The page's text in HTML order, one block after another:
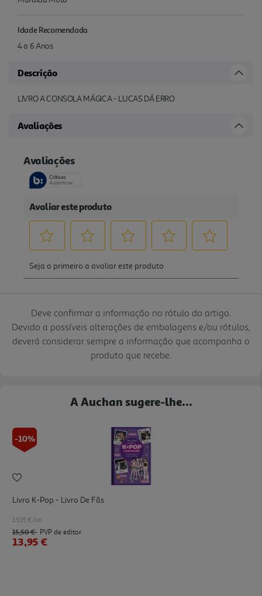
Idade Recomendada
4 a 6 Anos
Descrição
LIVRO A CONSOLA MÁGICA - LUCAS DÁ ERRO
Avaliações
Deve confirmar a informação no rótulo do artigo.
Devido a possíveis alterações de embalagens e/ou rótulos,
deverá considerar sempre a informação que acompanha o
produto que recebe.
A Auchan sugere-lhe...
-10%
Livro K-Pop - Livro De Fãs
13.95 €/un
15,50 € PVP de editor
13,95 €